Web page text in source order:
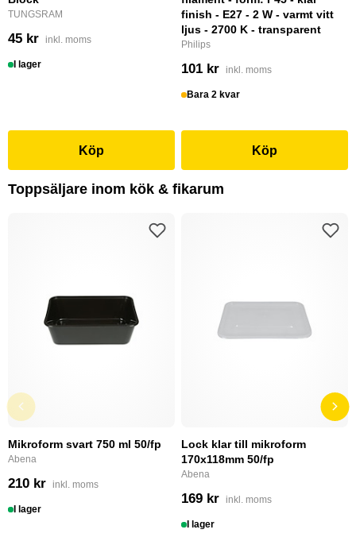
TUNGSRAM
45 kr inkl. moms
I lager
Köp
finish - E27 - 2 W - varmt vitt
ljus - 2700 K - transparent
Philips
101 kr inkl. moms
Bara 2 kvar
Köp
Toppsäljare inom kök & fikarum
Mikroform svart 750 ml 50/fp
Abena
210 kr inkl. moms
I lager
Lock klar till mikroform
170x118mm 50/fp
Abena
169 kr inkl. moms
I lager